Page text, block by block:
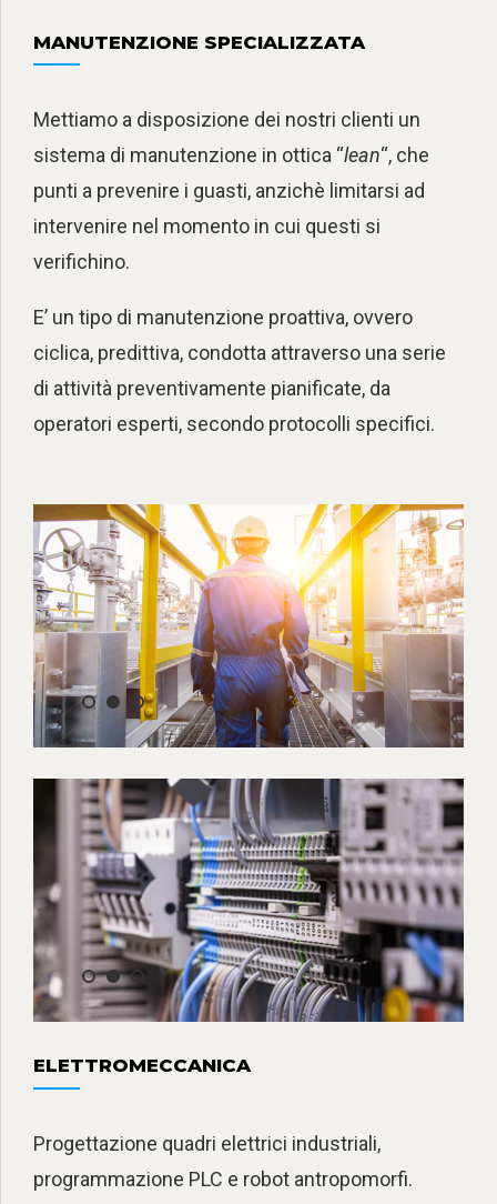
MANUTENZIONE SPECIALIZZATA
Mettiamo a disposizione dei nostri clienti un
sistema di manutenzione in ottica “lean“, che
punti a prevenire i guasti, anzichè limitarsi ad
intervenire nel momento in cui questi si
verifichino.
E’ un tipo di manutenzione proattiva, ovvero
ciclica, predittiva, condotta attraverso una serie
di attività preventivamente pianificate, da
operatori esperti, secondo protocolli specifici.
ELETTROMECCANICA
Progettazione quadri elettrici industriali,
programmazione PLC e robot antropomorfi.